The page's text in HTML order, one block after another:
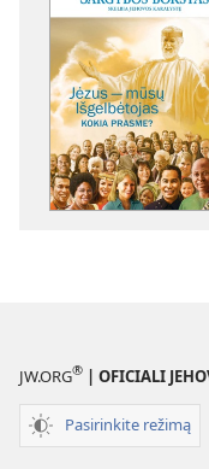
JW.ORG® | OFICIALI
Pasirinkite režimą